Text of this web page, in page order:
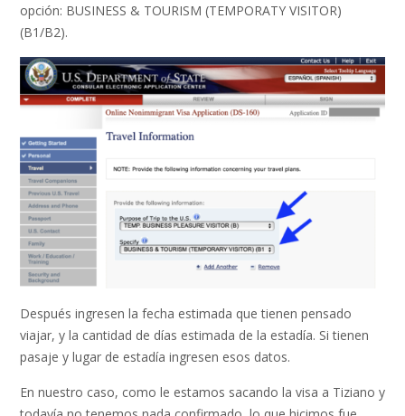
opción: BUSINESS & TOURISM (TEMPORATY VISITOR)
(B1/B2).
Después ingresen la fecha estimada que tienen pensado
viajar, y la cantidad de días estimada de la estadía. Si tienen
pasaje y lugar de estadía ingresen esos datos.
En nuestro caso, como le estamos sacando la visa a Tiziano y